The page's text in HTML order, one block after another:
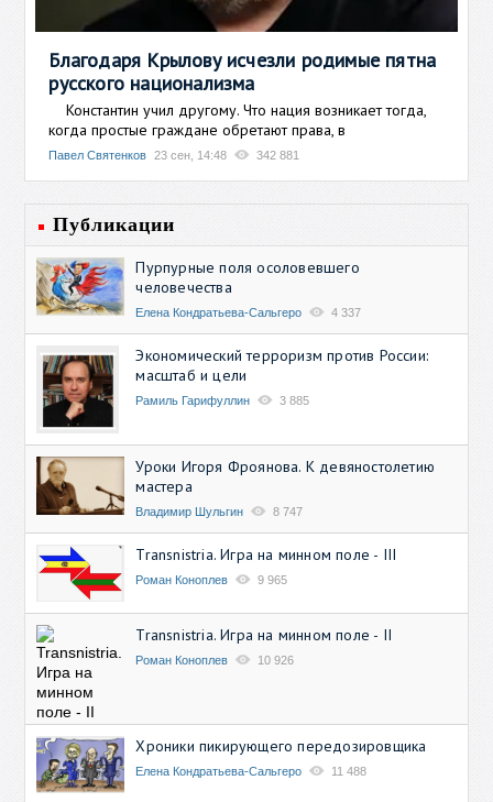
Благодаря Крылову исчезли родимые пятна
русского национализма
Константин учил другому. Что нация возникает тогда,
когда простые граждане обретают права, в
Павел Святенков 23 сен, 14:48 342 881
Публикации
Пурпурные поля осоловевшего
человечества
Елена Кондратьева-Сальгеро 4 337
Экономический терроризм против России:
масштаб и цели
Рамиль Гарифуллин 3 885
Уроки Игоря Фроянова. К девяностолетию
мастера
Владимир Шульгин 8 747
Transnistria. Игра на минном поле - III
Роман Коноплев 9 965
Transnistria. Игра на минном поле - II
Роман Коноплев 10 926
Хроники пикирующего передозировщика
Елена Кондратьева-Сальгеро 11 488